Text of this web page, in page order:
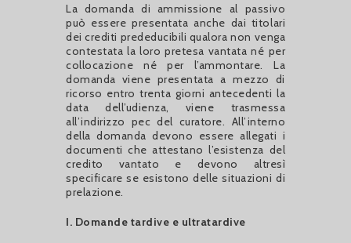
La domanda di ammissione al passivo
può essere presentata anche dai titolari
dei crediti prededucibili qualora non venga
contestata la loro pretesa vantata né per
collocazione né per l’ammontare. La
domanda viene presentata a mezzo di
ricorso entro trenta giorni antecedenti la
data dell’udienza, viene trasmessa
all’indirizzo pec del curatore. All’interno
della domanda devono essere allegati i
documenti che attestano l’esistenza del
credito vantato e devono altresì
specificare se esistono delle situazioni di
prelazione.
I. Domande tardive e ultratardive